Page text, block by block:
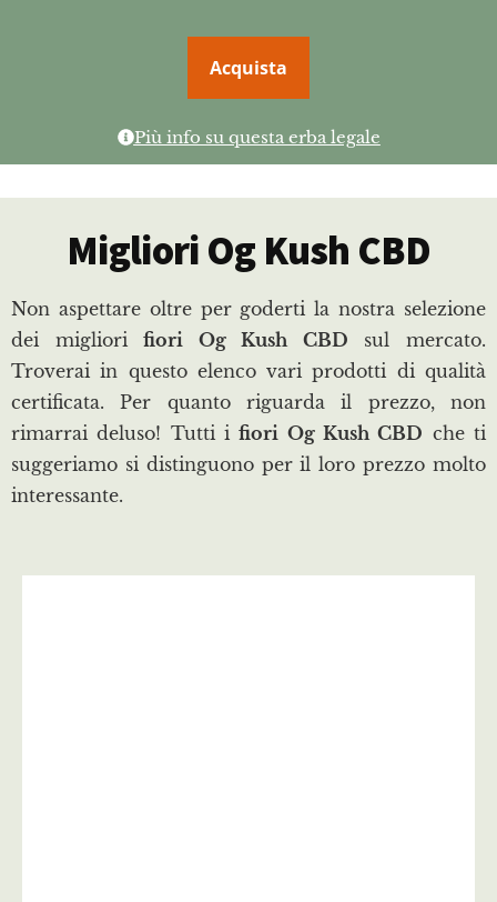
Acquista
Più info su questa erba legale
Migliori Og Kush CBD
Non aspettare oltre per goderti la nostra selezione
dei migliorifiori Og Kush CBD sul mercato.
Troverai in questo elenco vari prodotti di qualità
certificata. Per quanto riguarda il prezzo, non
rimarrai deluso! Tutti ifiori Og Kush CBD che ti
suggeriamo si distinguono per il loro prezzo molto
interessante.